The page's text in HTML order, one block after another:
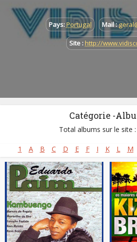
Pays:Portugal Mail :
Site :http://
Catégorie -
Total albums sur le site
1 A B C D E F I K L M